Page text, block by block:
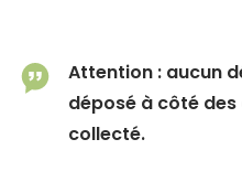
Attention : aucun
déposé à côté
collecté.